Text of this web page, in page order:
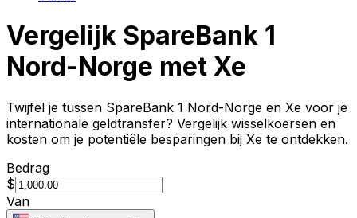
Vergelijk SpareBank 1
Nord-Norge met Xe
Twijfel je tussen SpareBank 1 Nord-Norge en Xe voor je
internationale geldtransfer? Vergelijk wisselkoersen en
kosten om je potentiële besparingen bij Xe te ontdekken.
Bedrag
$
Van